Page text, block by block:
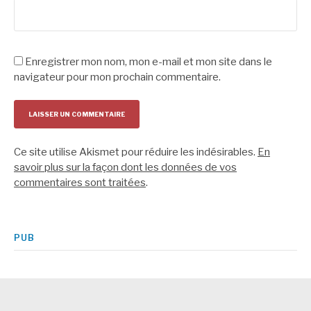
Enregistrer mon nom, mon e-mail et mon site dans le
navigateur pour mon prochain commentaire.
Ce site utilise Akismet pour réduire les indésirables. En
savoir plus sur la façon dont les données de vos
commentaires sont traitées.
PUB